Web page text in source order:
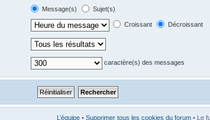
Message(s)
Sujet(s)
Croissant Décroissant
caractère(s) des messages
L’équipe • Supprimer tous les cookies du forum • Le